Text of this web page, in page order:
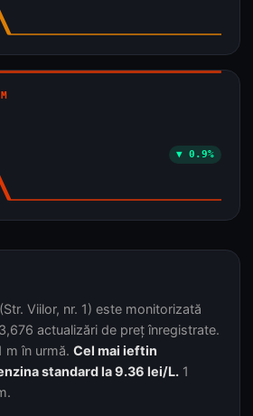
▼ 0.9%
Viilor, nr. 1) este monitorizată
actualizări de preț înregistrate.
m în urmă. Cel mai ieftin
standard la 9.36 lei/L. 1